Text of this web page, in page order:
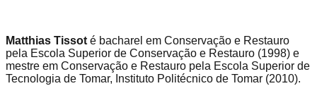
Matthias Tissoté bacharel em Conservação e Restauro
pela Escola Superior de Conservação e Restauro (1998) e
mestre em Conservação e Restauro pela Escola Superior de
Tecnologia de Tomar, Instituto Politécnico de Tomar (2010).